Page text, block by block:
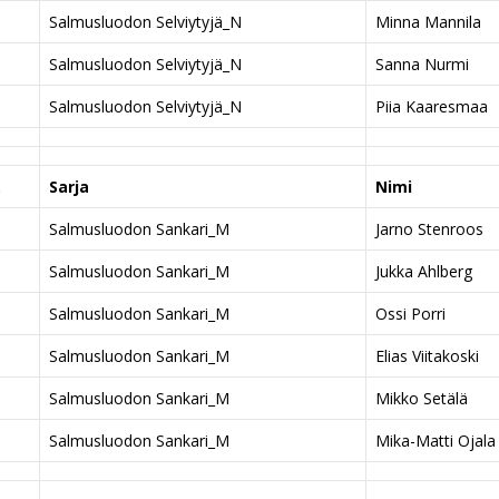
Salmusluodon Selviytyjä_N
Minna Mannila
Salmusluodon Selviytyjä_N
Sanna Nurmi
Salmusluodon Selviytyjä_N
Piia Kaaresmaa
Sarja
Nimi
Salmusluodon Sankari_M
Jarno Stenroos
Salmusluodon Sankari_M
Jukka Ahlberg
Salmusluodon Sankari_M
Ossi Porri
Salmusluodon Sankari_M
Elias Viitakoski
Salmusluodon Sankari_M
Mikko Setälä
Salmusluodon Sankari_M
Mika-Matti Ojala